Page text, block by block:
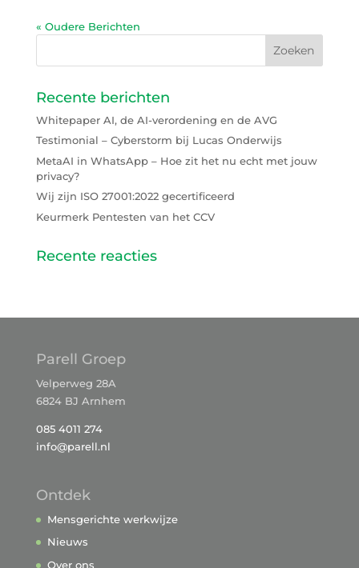
« Oudere Berichten
Recente berichten
Whitepaper AI, de AI-verordening en de AVG
Testimonial – Cyberstorm bij Lucas Onderwijs
MetaAI in WhatsApp – Hoe zit het nu echt met jouw
privacy?
Wij zijn ISO 27001:2022 gecertificeerd
Keurmerk Pentesten van het CCV
Recente reacties
Parell Groep
Velperweg 28A
6824 BJ Arnhem
085 4011 274
info@parell.nl
Ontdek
Mensgerichte werkwijze
Nieuws
Over ons